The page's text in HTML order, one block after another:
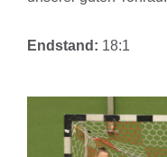
Endstand: 18:1